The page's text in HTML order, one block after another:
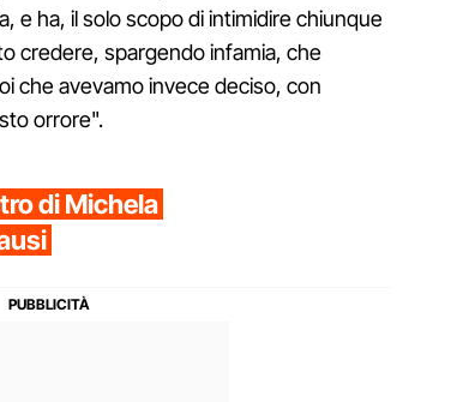
e ha, il solo scopo di intimidire chiunque
credere, spargendo infamia, che
che avevamo invece deciso, con
orrore".
di Michela